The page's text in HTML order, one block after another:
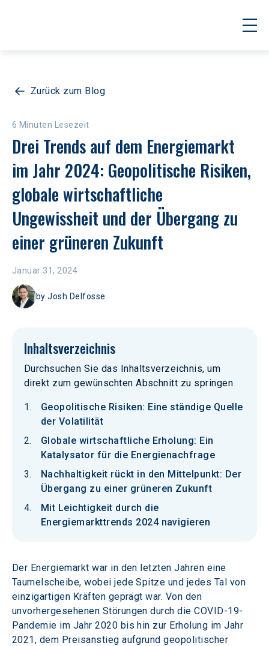
Zurück zum Blog
6 Minuten Lesezeit
Drei Trends auf dem Energiemarkt
im Jahr 2024: Geopolitische Risiken,
globale wirtschaftliche
Ungewissheit und der Übergang zu
einer grüneren Zukunft
Januar 31, 2024
byJosh Delfosse
Inhaltsverzeichnis
Durchsuchen Sie das Inhaltsverzeichnis, um
direkt zum gewünschten Abschnitt zu springen
Geopolitische Risiken: Eine ständige Quelle
der Volatilität
Globale wirtschaftliche Erholung: Ein
Katalysator für die Energienachfrage
Nachhaltigkeit rückt in den Mittelpunkt: Der
Übergang zu einer grüneren Zukunft
Mit Leichtigkeit durch die
Energiemarkttrends 2024 navigieren
Der Energiemarkt war in den letzten Jahren eine
Taumelscheibe, wobei jede Spitze und jedes Tal von
einzigartigen Kräften geprägt war. Von den
unvorhergesehenen Störungen durch die COVID-19-
Pandemie im Jahr 2020 bis hin zur Erholung im Jahr
2021, dem Preisanstieg aufgrund geopolitischer